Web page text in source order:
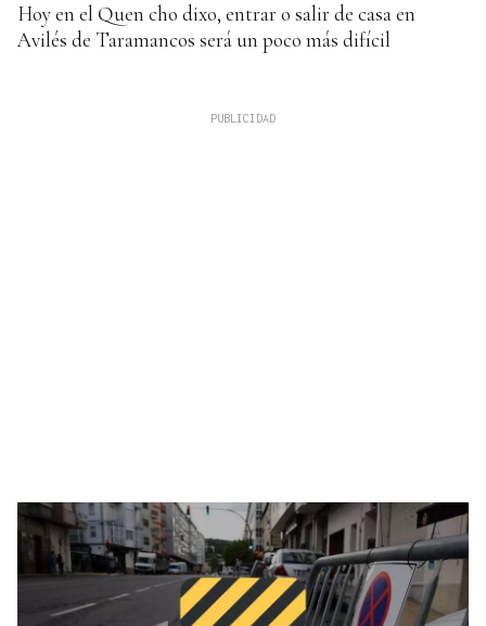
Hoy en el Quen cho dixo, entrar o salir de casa en
Avilés de Taramancos será un poco más difícil